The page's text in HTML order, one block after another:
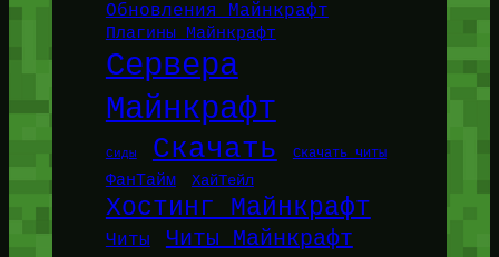
Обновления Майнкрафт
Плагины Майнкрафт
Сервера
Майнкрафт
Сиды Скачать Скачать читы
ФанТайм ХайТейл
Хостинг Майнкрафт
Читы Читы Майнкрафт